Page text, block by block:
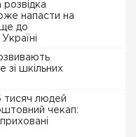
напасти на
до
зі шкільних
тисяч людей
чекап: